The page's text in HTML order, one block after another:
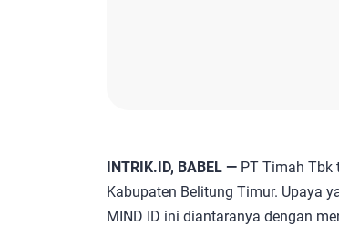
INTRIK.ID, BABEL — PT Timah Tbk
Kabupaten Belitung Timur. Upaya
MIND ID ini diantaranya dengan